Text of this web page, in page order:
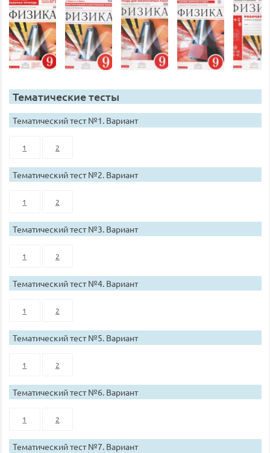
Тематические тесты
Тематический тест №1. Вариант
1 2
Тематический тест №2. Вариант
1 2
Тематический тест №3. Вариант
1 2
Тематический тест №4. Вариант
1 2
Тематический тест №5. Вариант
1 2
Тематический тест №6. Вариант
1 2
Тематический тест №7. Вариант